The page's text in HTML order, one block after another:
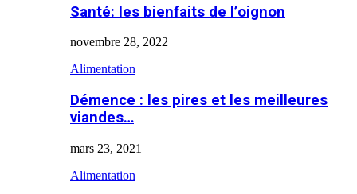
Santé: les bienfaits de l’oignon
novembre 28, 2022
Alimentation
Démence : les pires et les meilleures
viandes…
mars 23, 2021
Alimentation